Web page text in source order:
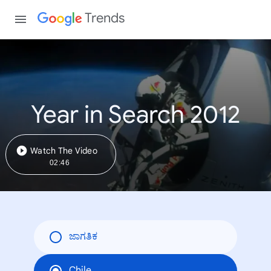
Trends
Year in Search 2012
Watch The Video
02:46
ಜಾಗತಿಕ